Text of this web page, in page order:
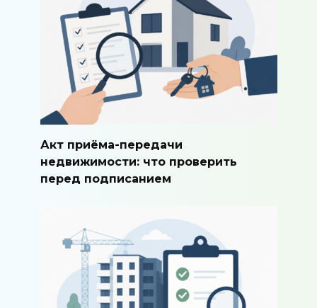
Акт приёма-передачи
недвижимости: что проверить
перед подписанием